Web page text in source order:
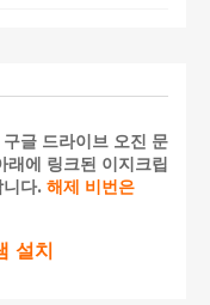
글 드라이브 오진 문
래에 링크된 이지크립
다. 해제 비번은
설치